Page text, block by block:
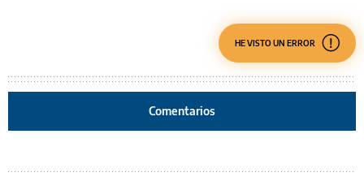
HE VISTO UN ERROR
Comentarios